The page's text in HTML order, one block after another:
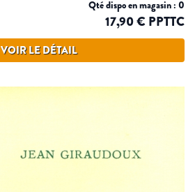
Qté dispo en magasin : 0
17,90 € PPTTC
VOIR LE DÉTAIL